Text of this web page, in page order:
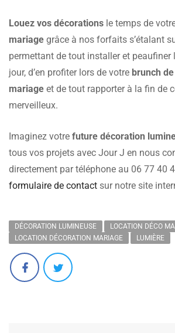
Louez vos décorations le temps de
mariage grâce à nos forfaits s’étalant
permettant de tout installer et peaufiner
jour, d’en profiter lors de votre brunch
mariage et de tout rapporter à la fin de
merveilleux.
Imaginez votre future décoration
tous vos projets avec Jour J en nous
directement par téléphone au 06 77 40
formulaire de contact sur notre site
DÉCORATION LUMINEUSE
LOCATION DÉCO
LOCATION DÉCORATION MARIAGE
LUMIÈRE